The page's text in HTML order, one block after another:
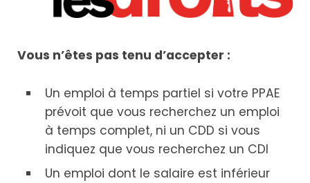
Vous n’êtes pas tenu d’accepter :
Un emploi à temps partiel si votre PPAE
prévoit que vous recherchez un emploi
à temps complet, ni un CDD si vous
indiquez que vous recherchez un CDI
Un emploi dont le salaire est inférieur